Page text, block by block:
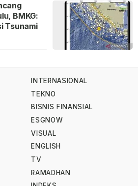
BMKG:
Tsunami
INTERNASIONAL
TEKNO
BISNIS FINANSIAL
ESGNOW
VISUAL
ENGLISH
TV
RAMADHAN